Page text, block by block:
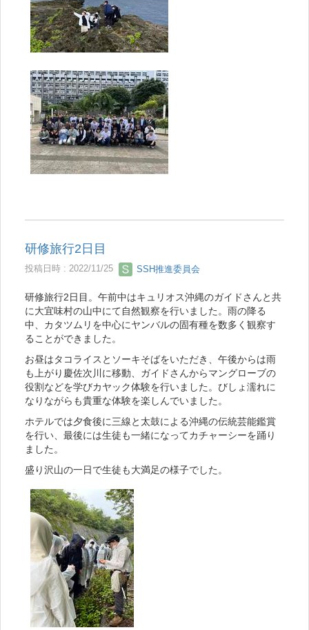
研修旅行2日目
投稿日時 : 2022/11/25 SSH推進委員会
研修旅行2日目。午前中はキュリオス沖縄のガイドさんと共
に大宜味村の山中にて自然観察を行いました。雨の降る
中、カタツムリを中心にヤンバルの固有種を数多く観察す
ることができました。
お昼はタコライスとソーキそばをいただき、午後からは雨
も上がり慶佐次川に移動、ガイドさんからマングローブの
役割などを学びカヤック体験を行いました。びしょ濡れに
なりながらも貴重な体験を楽しんでいました。
ホテルでは夕食後に三線と太鼓による沖縄の伝統芸能鑑賞
を行い、最後には生徒も一緒になってカチャーシーを踊り
ました。
盛り沢山の一日で生徒も大満足の様子でした。